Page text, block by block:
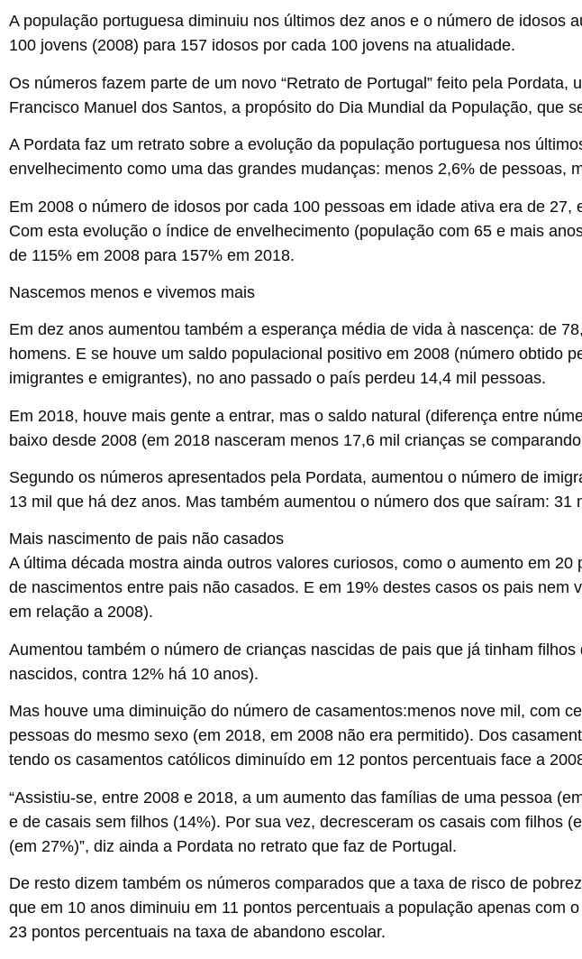
A população portuguesa diminuiu nos últimos dez anos e o número de idosos
100 jovens (2008) para 157 idosos por cada 100 jovens na atualidade.
Os números fazem parte de um novo “Retrato de Portugal” feito pela
Francisco Manuel dos Santos, a propósito do Dia Mundial da População, que
A Pordata faz um retrato sobre a evolução da população portuguesa nos
envelhecimento como uma das grandes mudanças: menos 2,6% de pessoas,
Em 2008 o número de idosos por cada 100 pessoas em idade ativa era de
Com esta evolução o índice de envelhecimento (população com 65 e mais
de 115% em 2008 para 157% em 2018.
Nascemos menos e vivemos mais
Em dez anos aumentou também a esperança média de vida à nascença: de
homens. E se houve um saldo populacional positivo em 2008 (número obtido
imigrantes e emigrantes), no ano passado o país perdeu 14,4 mil pessoas.
Em 2018, houve mais gente a entrar, mas o saldo natural (diferença entre
baixo desde 2008 (em 2018 nasceram menos 17,6 mil crianças se
Segundo os números apresentados pela Pordata, aumentou o número de
13 mil que há dez anos. Mas também aumentou o número dos que saíram: 31
Mais nascimento de pais não casados
A última década mostra ainda outros valores curiosos, como o aumento em 20
de nascimentos entre pais não casados. E em 19% destes casos os pais nem
em relação a 2008).
Aumentou também o número de crianças nascidas de pais que já tinham
nascidos, contra 12% há 10 anos).
Mas houve uma diminuição do número de casamentos:menos nove mil, com
pessoas do mesmo sexo (em 2018, em 2008 não era permitido). Dos
tendo os casamentos católicos diminuído em 12 pontos percentuais face a
“Assistiu-se, entre 2008 e 2018, a um aumento das famílias de uma pessoa
e de casais sem filhos (14%). Por sua vez, decresceram os casais com filhos
(em 27%)”, diz ainda a Pordata no retrato que faz de Portugal.
De resto dizem também os números comparados que a taxa de risco de
que em 10 anos diminuiu em 11 pontos percentuais a população apenas com o
23 pontos percentuais na taxa de abandono escolar.